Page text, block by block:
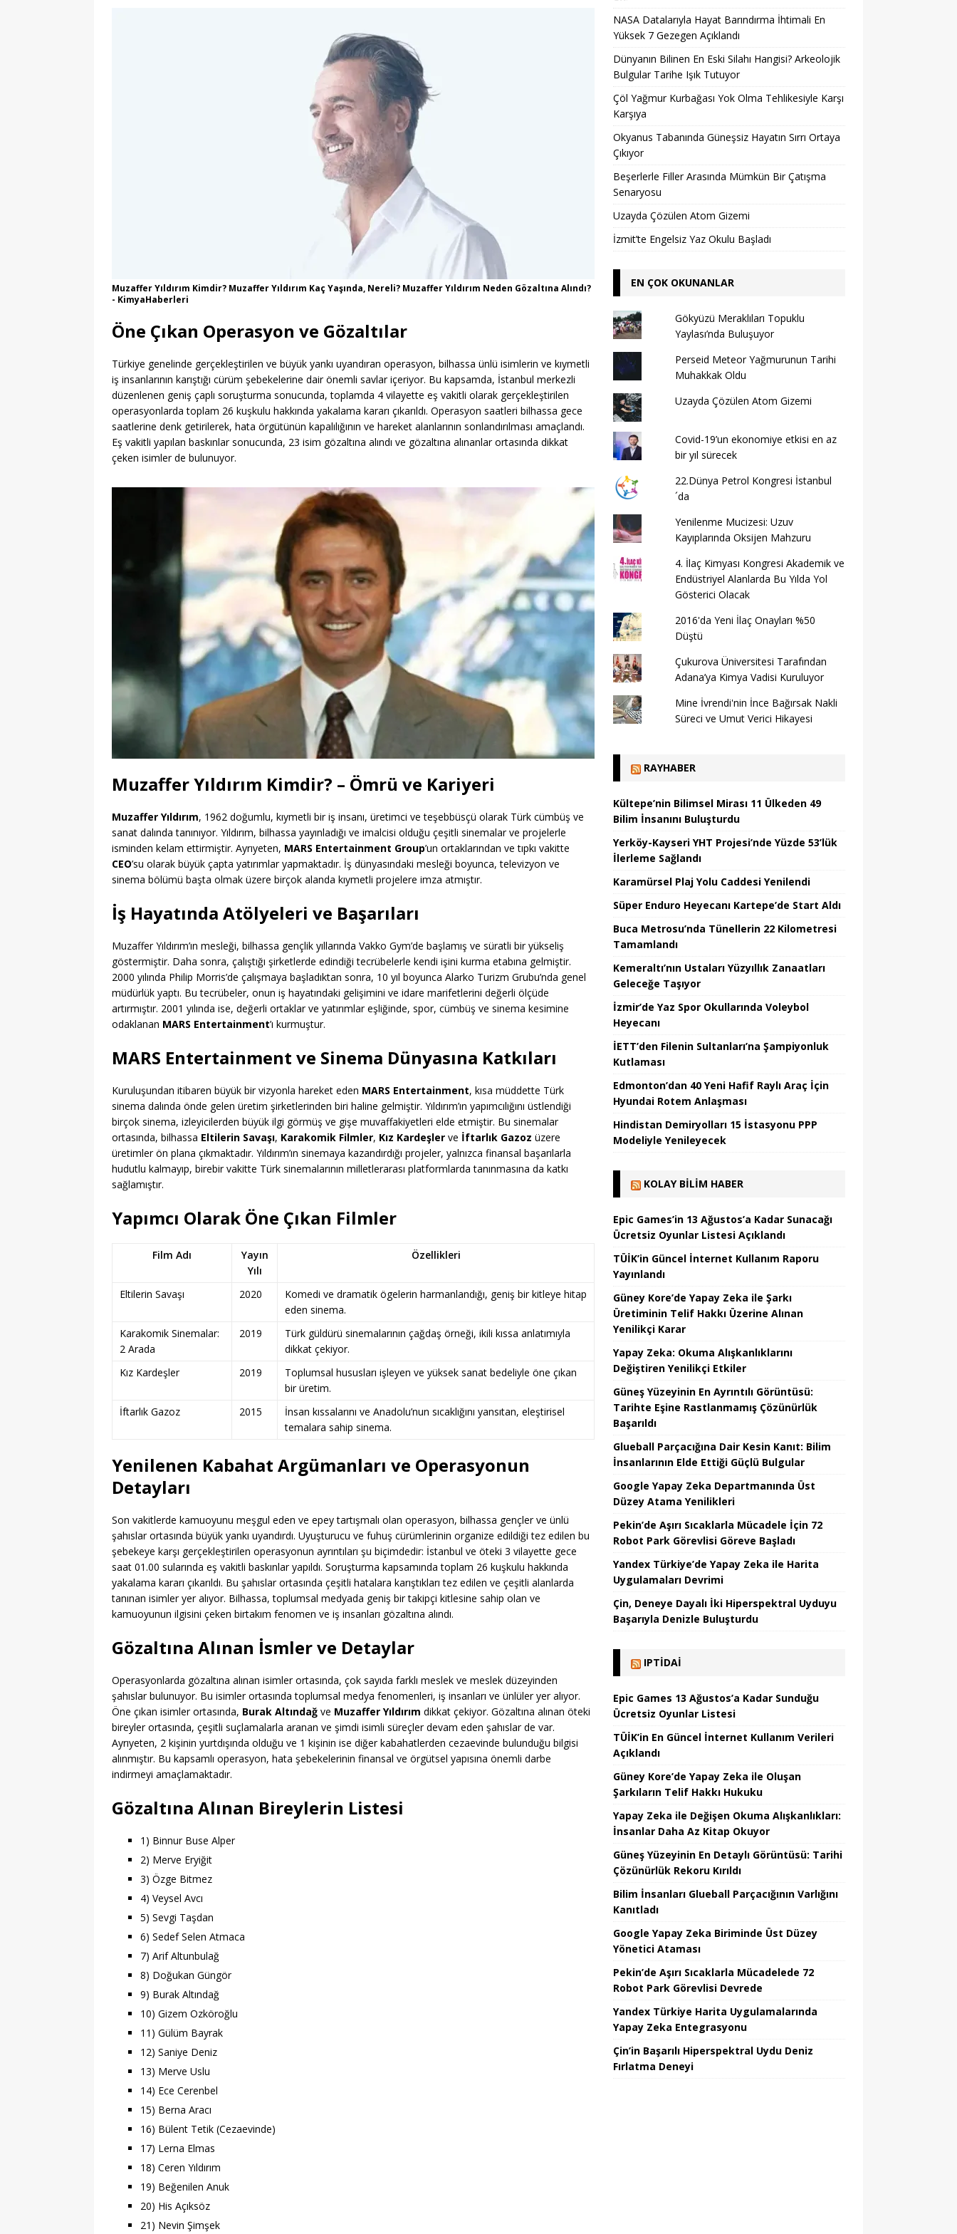
Muzaffer Yıldırım Kimdir? Muzaffer Yıldırım Kaç Yaşında, Nereli? Muzaffer Yıldırım Neden Gözaltına Alındı?
- KimyaHaberleri
Öne Çıkan Operasyon ve Gözaltılar
Türkiye genelinde gerçekleştirilen ve büyük yankı uyandıran operasyon, bilhassa ünlü isimlerin ve kıymetli
iş insanlarının karıştığı cürüm şebekelerine dair önemli savlar içeriyor. Bu kapsamda, İstanbul merkezli
düzenlenen geniş çaplı soruşturma sonucunda, toplamda 4 vilayette eş vakitli olarak gerçekleştirilen
operasyonlarda toplam 26 kuşkulu hakkında yakalama kararı çıkarıldı. Operasyon saatleri bilhassa gece
saatlerine denk getirilerek, hata örgütünün kapalılığının ve hareket alanlarının sonlandırılması amaçlandı.
Eş vakitli yapılan baskınlar sonucunda, 23 isim gözaltına alındı ve gözaltına alınanlar ortasında dikkat
çeken isimler de bulunuyor.
Muzaffer Yıldırım Kimdir? – Ömrü ve Kariyeri
Muzaffer Yıldırım, 1962 doğumlu, kıymetli bir iş insanı, üretimci ve teşebbüsçü olarak Türk cümbüş ve
sanat dalında tanınıyor. Yıldırım, bilhassa yayınladığı ve imalcisi olduğu çeşitli sinemalar ve projelerle
isminden kelam ettirmiştir. Ayrıyeten, MARS Entertainment Group’un ortaklarından ve tıpkı vakitte
CEO’su olarak büyük çapta yatırımlar yapmaktadır. İş dünyasındaki mesleği boyunca, televizyon ve
sinema bölümü başta olmak üzere birçok alanda kıymetli projelere imza atmıştır.
İş Hayatında Atölyeleri ve Başarıları
Muzaffer Yıldırım’ın mesleği, bilhassa gençlik yıllarında Vakko Gym’de başlamış ve süratli bir yükseliş
göstermiştir. Daha sonra, çalıştığı şirketlerde edindiği tecrübelerle kendi işini kurma etabına gelmiştir.
2000 yılında Philip Morris’de çalışmaya başladıktan sonra, 10 yıl boyunca Alarko Turizm Grubu’nda genel
müdürlük yaptı. Bu tecrübeler, onun iş hayatındaki gelişimini ve idare marifetlerini değerli ölçüde
artırmıştır. 2001 yılında ise, değerli ortaklar ve yatırımlar eşliğinde, spor, cümbüş ve sinema kesimine
odaklanan MARS Entertainment’ı kurmuştur.
MARS Entertainment ve Sinema Dünyasına Katkıları
Kuruluşundan itibaren büyük bir vizyonla hareket eden MARS Entertainment, kısa müddette Türk
sinema dalında önde gelen üretim şirketlerinden biri haline gelmiştir. Yıldırım’ın yapımcılığını üstlendiği
birçok sinema, izleyicilerden büyük ilgi görmüş ve gişe muvaffakiyetleri elde etmiştir. Bu sinemalar
ortasında, bilhassa Eltilerin Savaşı, Karakomik Filmler, Kız Kardeşler ve İftarlık Gazoz üzere
üretimler ön plana çıkmaktadır. Yıldırım’ın sinemaya kazandırdığı projeler, yalnızca finansal başarılarla
hudutlu kalmayıp, birebir vakitte Türk sinemalarının milletlerarası platformlarda tanınmasına da katkı
sağlamıştır.
Yapımcı Olarak Öne Çıkan Filmler
Film Adı
Yayın
Yılı
Özellikleri
Eltilerin Savaşı 2020
Komedi ve dramatik ögelerin harmanlandığı, geniş bir kitleye hitap
eden sinema.
Karakomik Sinemalar:
2 Arada
2019
Türk güldürü sinemalarının çağdaş örneği, ikili kıssa anlatımıyla
dikkat çekiyor.
Kız Kardeşler
2019
Toplumsal hususları işleyen ve yüksek sanat bedeliyle öne çıkan
bir üretim.
İftarlık Gazoz
2015
İnsan kıssalarını ve Anadolu’nun sıcaklığını yansıtan, eleştirisel
temalara sahip sinema.
Yenilenen Kabahat Argümanları ve Operasyonun
Detayları
Son vakitlerde kamuoyunu meşgul eden ve epey tartışmalı olan operasyon, bilhassa gençler ve ünlü
şahıslar ortasında büyük yankı uyandırdı. Uyuşturucu ve fuhuş cürümlerinin organize edildiği tez edilen bu
şebekeye karşı gerçekleştirilen operasyonun ayrıntıları şu biçimdedir: İstanbul ve öteki 3 vilayette gece
saat 01.00 sularında eş vakitli baskınlar yapıldı. Soruşturma kapsamında toplam 26 kuşkulu hakkında
yakalama kararı çıkarıldı. Bu şahıslar ortasında çeşitli hatalara karıştıkları tez edilen ve çeşitli alanlarda
tanınan isimler yer alıyor. Bilhassa, toplumsal medyada geniş bir takipçi kitlesine sahip olan ve
kamuoyunun ilgisini çeken birtakım fenomen ve iş insanları gözaltına alındı.
Gözaltına Alınan İsmler ve Detaylar
Operasyonlarda gözaltına alınan isimler ortasında, çok sayıda farklı meslek ve meslek düzeyinden
şahıslar bulunuyor. Bu isimler ortasında toplumsal medya fenomenleri, iş insanları ve ünlüler yer alıyor.
Öne çıkan isimler ortasında, Burak Altındağ ve Muzaffer Yıldırım dikkat çekiyor. Gözaltına alınan öteki
bireyler ortasında, çeşitli suçlamalarla aranan ve şimdi isimli süreçler devam eden şahıslar de var.
Ayrıyeten, 2 kişinin yurtdışında olduğu ve 1 kişinin ise diğer kabahatlerden cezaevinde bulunduğu bilgisi
alınmıştır. Bu kapsamlı operasyon, hata şebekelerinin finansal ve örgütsel yapısına önemli darbe
indirmeyi amaçlamaktadır.
Gözaltına Alınan Bireylerin Listesi
1) Binnur Buse Alper
2) Merve Eryiğit
3) Özge Bitmez
4) Veysel Avcı
5) Sevgi Taşdan
6) Sedef Selen Atmaca
7) Arif Altunbulağ
8) Doğukan Güngör
9) Burak Altındağ
10) Gizem Ozköroğlu
11) Gülüm Bayrak
12) Saniye Deniz
13) Merve Uslu
14) Ece Cerenbel
15) Berna Aracı
16) Bülent Tetik (Cezaevinde)
17) Lerna Elmas
18) Ceren Yıldırım
19) Beğenilen Anuk
20) His Açıksöz
21) Nevin Şimşek
NASA Datalarıyla Hayat Barındırma İhtimali En
Yüksek 7 Gezegen Açıklandı
Dünyanın Bilinen En Eski Silahı Hangisi? Arkeolojik
Bulgular Tarihe Işık Tutuyor
Çöl Yağmur Kurbağası Yok Olma Tehlikesiyle Karşı
Karşıya
Okyanus Tabanında Güneşsiz Hayatın Sırrı Ortaya
Çıkıyor
Beşerlerle Filler Arasında Mümkün Bir Çatışma
Senaryosu
Uzayda Çözülen Atom Gizemi
İzmit’te Engelsiz Yaz Okulu Başladı
EN ÇOK OKUNANLAR
Gökyüzü Meraklıları Topuklu
Yaylası’nda Buluşuyor
Perseid Meteor Yağmurunun Tarihi
Muhakkak Oldu
Uzayda Çözülen Atom Gizemi
Covid-19’un ekonomiye etkisi en az
bir yıl sürecek
22.Dünya Petrol Kongresi İstanbul
´da
Yenilenme Mucizesi: Uzuv
Kayıplarında Oksijen Mahzuru
4. İlaç Kimyası Kongresi Akademik ve
Endüstriyel Alanlarda Bu Yılda Yol
Gösterici Olacak
2016'da Yeni İlaç Onayları %50
Düştü
Çukurova Üniversitesi Tarafından
Adana’ya Kimya Vadisi Kuruluyor
Mine İvrendi'nin İnce Bağırsak Nakli
Süreci ve Umut Verici Hikayesi
RAYHABER
Kültepe’nin Bilimsel Mirası 11 Ülkeden 49
Bilim İnsanını Buluşturdu
Yerköy-Kayseri YHT Projesi’nde Yüzde 53’lük
İlerleme Sağlandı
Karamürsel Plaj Yolu Caddesi Yenilendi
Süper Enduro Heyecanı Kartepe’de Start Aldı
Buca Metrosu’nda Tünellerin 22 Kilometresi
Tamamlandı
Kemeraltı’nın Ustaları Yüzyıllık Zanaatları
Geleceğe Taşıyor
İzmir’de Yaz Spor Okullarında Voleybol
Heyecanı
İETT’den Filenin Sultanları’na Şampiyonluk
Kutlaması
Edmonton’dan 40 Yeni Hafif Raylı Araç İçin
Hyundai Rotem Anlaşması
Hindistan Demiryolları 15 İstasyonu PPP
Modeliyle Yenileyecek
KOLAY BILIM HABER
Epic Games’in 13 Ağustos’a Kadar Sunacağı
Ücretsiz Oyunlar Listesi Açıklandı
TÜİK’in Güncel İnternet Kullanım Raporu
Yayınlandı
Güney Kore’de Yapay Zeka ile Şarkı
Üretiminin Telif Hakkı Üzerine Alınan
Yenilikçi Karar
Yapay Zeka: Okuma Alışkanlıklarını
Değiştiren Yenilikçi Etkiler
Güneş Yüzeyinin En Ayrıntılı Görüntüsü:
Tarihte Eşine Rastlanmamış Çözünürlük
Başarıldı
Glueball Parçacığına Dair Kesin Kanıt: Bilim
İnsanlarının Elde Ettiği Güçlü Bulgular
Google Yapay Zeka Departmanında Üst
Düzey Atama Yenilikleri
Pekin’de Aşırı Sıcaklarla Mücadele İçin 72
Robot Park Görevlisi Göreve Başladı
Yandex Türkiye’de Yapay Zeka ile Harita
Uygulamaları Devrimi
Çin, Deneye Dayalı İki Hiperspektral Uyduyu
Başarıyla Denizle Buluşturdu
IPTIDAI
Epic Games 13 Ağustos’a Kadar Sunduğu
Ücretsiz Oyunlar Listesi
TÜİK’in En Güncel İnternet Kullanım Verileri
Açıklandı
Güney Kore’de Yapay Zeka ile Oluşan
Şarkıların Telif Hakkı Hukuku
Yapay Zeka ile Değişen Okuma Alışkanlıkları:
İnsanlar Daha Az Kitap Okuyor
Güneş Yüzeyinin En Detaylı Görüntüsü: Tarihi
Çözünürlük Rekoru Kırıldı
Bilim İnsanları Glueball Parçacığının Varlığını
Kanıtladı
Google Yapay Zeka Biriminde Üst Düzey
Yönetici Ataması
Pekin’de Aşırı Sıcaklarla Mücadelede 72
Robot Park Görevlisi Devrede
Yandex Türkiye Harita Uygulamalarında
Yapay Zeka Entegrasyonu
Çin’in Başarılı Hiperspektral Uydu Deniz
Fırlatma Deneyi